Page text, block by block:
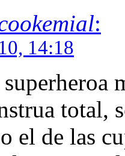
:
14:18
total,
el de las